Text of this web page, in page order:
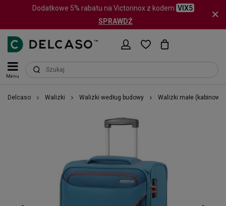
Dodatkowe 5% rabatu na Victorinox z kodem VIX5
SPRAWDŹ
Menu
Delcaso Walizki Walizki według budowy Walizki małe (kabinowe)